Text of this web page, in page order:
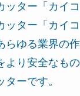
ッター「カイ
ッター「カイ
らゆる業界の
より安全なも
ーです。